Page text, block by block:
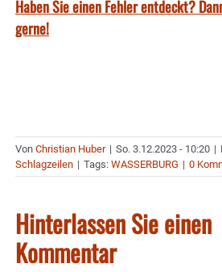
Haben Sie einen Fehler entdeckt?
gerne!
Von Christian Huber | So. 3.12.2023 - 10:20 |
Schlagzeilen | Tags: WASSERBURG | 0
Hinterlassen Sie einen
Kommentar